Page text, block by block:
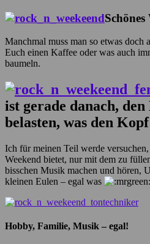
Schönes
Manchmal muss man so etwas doch
Euch einen Kaffee oder was auch
baumeln.
ist gerade danach,
belasten, was den
Ich für meinen Teil werde
Weekend bietet, nur mit dem zu
bisschen Musik machen und hören,
kleinen Eulen – egal was
Hobby, Familie, Musik – egal!